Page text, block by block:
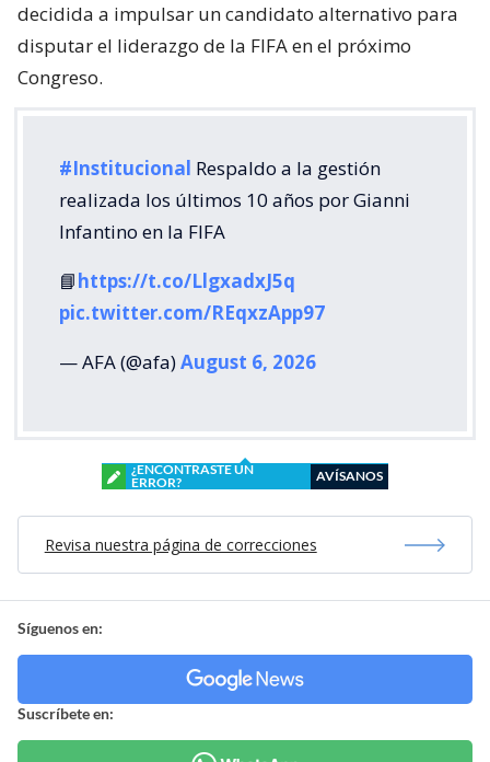
decidida a impulsar un candidato alternativo para
disputar el liderazgo de la FIFA en el próximo
Congreso.
#Institucional Respaldo a la gestión
realizada los últimos 10 años por Gianni
Infantino en la FIFA
📘https://t.co/LlgxadxJ5q
pic.twitter.com/REqxzApp97
— AFA (@afa)August 6, 2026
¿ENCONTRASTE UN
ERROR?
AVÍSANOS
Revisa nuestra página de correcciones
Síguenos en:
Suscríbete en: